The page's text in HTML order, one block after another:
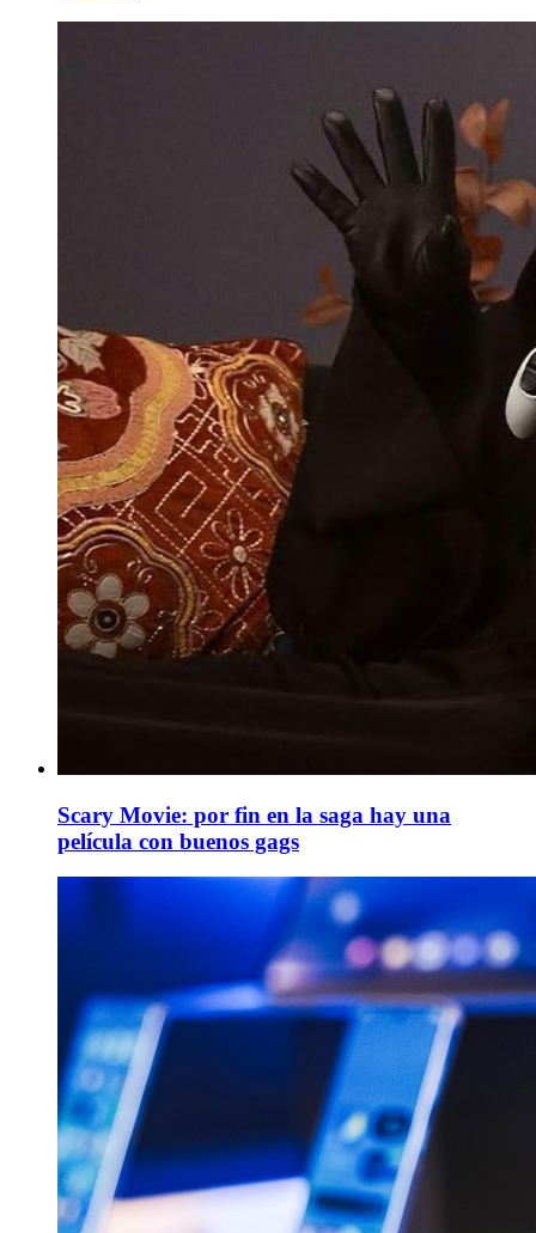
Scary Movie: por fin en la saga hay una
película con buenos gags